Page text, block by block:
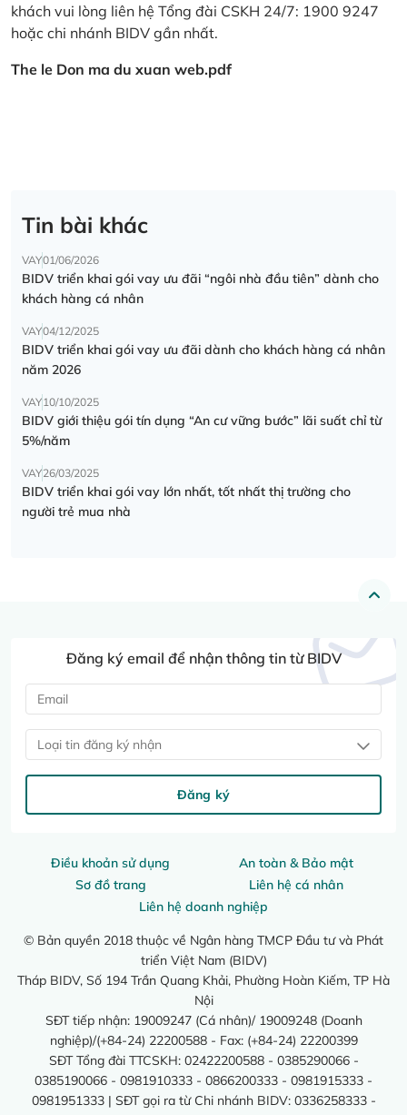
khách vui lòng liên hệ Tổng đài CSKH 24/7: 1900 9247
hoặc chi nhánh BIDV gần nhất.
The le Don ma du xuan web.pdf
Tin bài khác
VAY01/06/2026
BIDV triển khai gói vay ưu đãi “ngôi nhà đầu tiên” dành cho
khách hàng cá nhân
VAY04/12/2025
BIDV triển khai gói vay ưu đãi dành cho khách hàng cá nhân
năm 2026
VAY10/10/2025
BIDV giới thiệu gói tín dụng “An cư vững bước” lãi suất chỉ từ
5%/năm
VAY26/03/2025
BIDV triển khai gói vay lớn nhất, tốt nhất thị trường cho
người trẻ mua nhà
Điều khoản sử dụng
An toàn & Bảo mật
Sơ đồ trang
Liên hệ cá nhân
Liên hệ doanh nghiệp
© Bản quyền 2018 thuộc về Ngân hàng TMCP Đầu tư và Phát
triển Việt Nam (BIDV)
Tháp BIDV, Số 194 Trần Quang Khải, Phường Hoàn Kiếm, TP Hà
Nội
SĐT tiếp nhận: 19009247 (Cá nhân)/ 19009248 (Doanh
nghiệp)/(+84-24) 22200588 - Fax: (+84-24) 22200399
SĐT Tổng đài TTCSKH: 02422200588 - 0385290066 -
0385190066 - 0981910333 - 0866200333 - 0981915333 -
0981951333 | SĐT gọi ra từ Chi nhánh BIDV: 0336258333 -
Đăng ký email để nhận thông tin từ BIDV
Loại tin đăng ký nhận
Đăng ký